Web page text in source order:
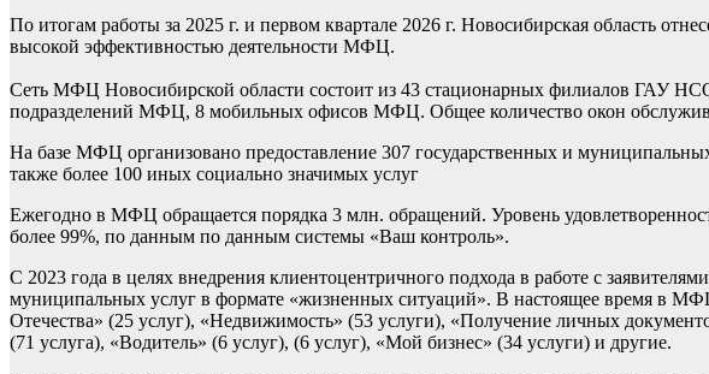
По итогам работы за 2025 г. и первом квартале 2026 г. Новосибирская область
высокой эффективностью деятельности МФЦ.
Сеть МФЦ Новосибирской области состоит из 43 стационарных филиалов ГАУ
подразделений МФЦ, 8 мобильных офисов МФЦ. Общее количество окон
На базе МФЦ организовано предоставление 307 государственных и
также более 100 иных социально значимых услуг
Ежегодно в МФЦ обращается порядка 3 млн. обращений. Уровень
более 99%, по данным по данным системы «Ваш контроль».
С 2023 года в целях внедрения клиентоцентричного подхода в работе с
муниципальных услуг в формате «жизненных ситуаций». В настоящее время в
Отечества» (25 услуг), «Недвижимость» (53 услуги), «Получение личных
(71 услуга), «Водитель» (6 услуг), (6 услуг), «Мой бизнес» (34 услуги) и другие.